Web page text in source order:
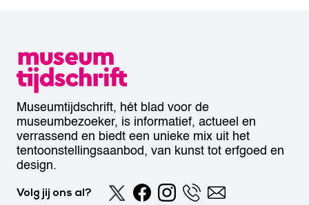
Museumtijdschrift, hét blad voor de
museumbezoeker, is informatief, actueel en
verrassend en biedt een unieke mix uit het
tentoonstellingsaanbod, van kunst tot erfgoed en
design.
Volg jij ons al?